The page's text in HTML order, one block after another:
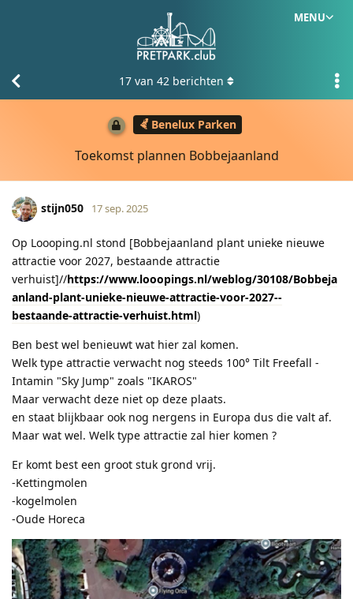
MENU
Benelux Parken
Toekomst plannen Bobbejaanland
17 van 42 berichten
stijn050 17 sep. 2025
Op Loooping.nl stond [Bobbejaanland plant unieke nieuwe
attractie voor 2027, bestaande attractie
verhuist]//https://www.looopings.nl/weblog/30108/Bobbeja
anland-plant-unieke-nieuwe-attractie-voor-2027--
bestaande-attractie-verhuist.html)
Ben best wel benieuwt wat hier zal komen.
Welk type attractie verwacht nog steeds 100° Tilt Freefall -
Intamin "Sky Jump" zoals "IKAROS"
Maar verwacht deze niet op deze plaats.
en staat blijkbaar ook nog nergens in Europa dus die valt af.
Maar wat wel. Welk type attractie zal hier komen ?
Er komt best een groot stuk grond vrij.
-Kettingmolen
-kogelmolen
-Oude Horeca